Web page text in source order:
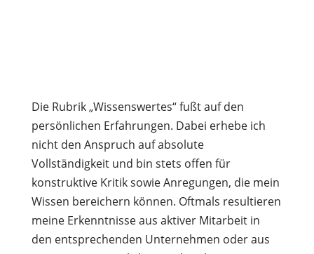
Die Rubrik „Wissenswertes“ fußt auf den
persönlichen Erfahrungen. Dabei erhebe ich
nicht den Anspruch auf absolute
Vollständigkeit und bin stets offen für
konstruktive Kritik sowie Anregungen, die mein
Wissen bereichern können. Oftmals resultieren
meine Erkenntnisse aus aktiver Mitarbeit in
den entsprechenden Unternehmen oder aus